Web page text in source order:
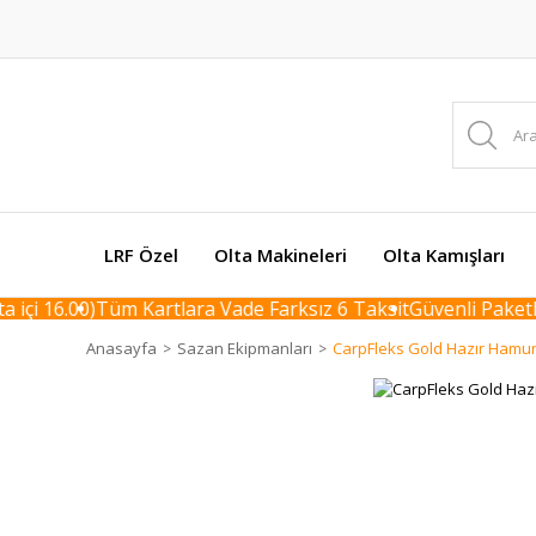
LRF Özel Olta Makineleri Olta Kamışları
16.00)Tüm Kartlara Vade Farksız 6 TaksitGüvenli
Anasayfa Sazan Ekipmanları CarpFleks Gold Hazır